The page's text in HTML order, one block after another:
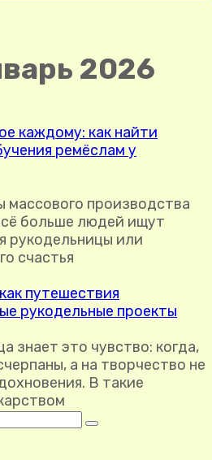
2026
каждому: как найти
ремёслам у
массового производства
больше людей ищут
рукодельницы или
счастья
путешествия
рукодельные проекты
знает это чувство: когда,
а на творчество не
В такие